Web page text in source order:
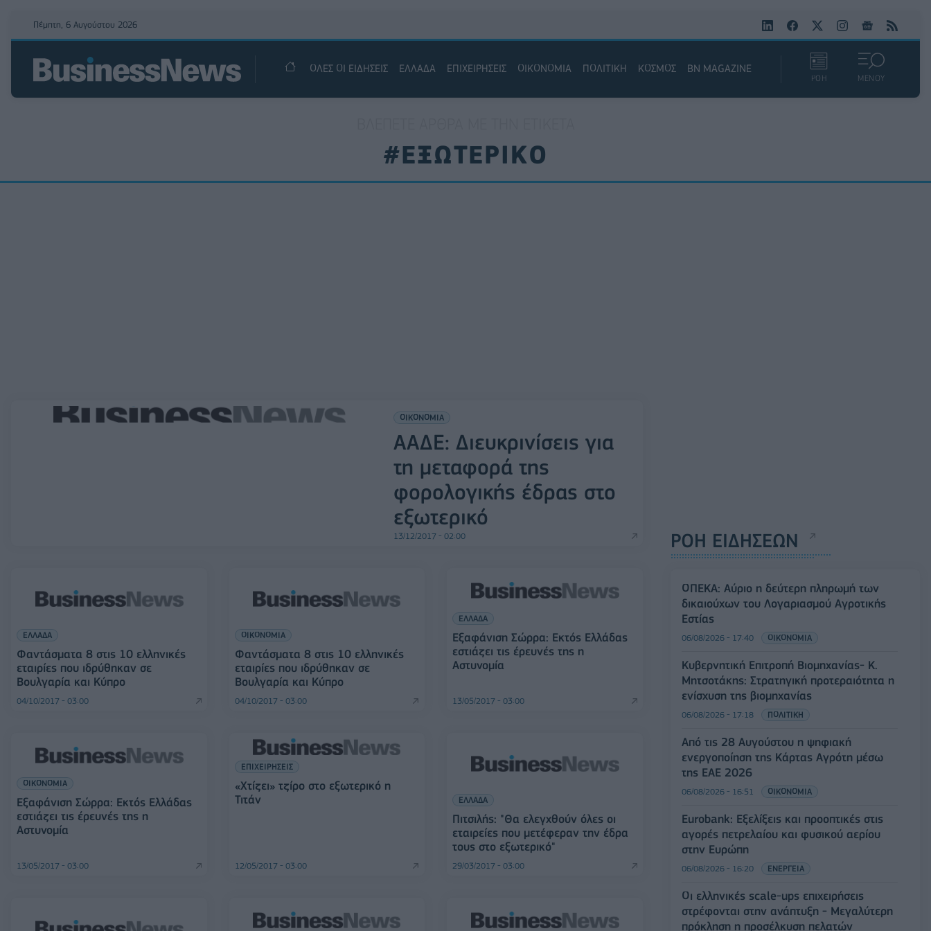
Πέμπτη, 6 Αυγούστου 2026
ΟΛΕΣ ΟΙ ΕΙΔΗΣΕΙΣ ΕΛΛΑΔΑ ΕΠΙΧΕΙΡΗΣΕΙΣ ΟΙΚΟΝΟΜΙΑ ΠΟΛΙΤΙΚΗ ΚΟΣΜΟΣ BN MAGAZINE
ΡΟΗ ΜΕΝΟΥ
#ΕΞΩΤΕΡΙΚΟ
ΟΙΚΟΝΟΜΙΑ
ΑΑΔΕ: Διευκρινίσεις για
τη μεταφορά της
φορολογικής έδρας στο
εξωτερικό
13/12/2017 - 02:00
ΕΛΛΑΔΑ
Φαντάσματα 8 στις 10 ελληνικές
εταιρίες που ιδρύθηκαν σε
Βουλγαρία και Κύπρο
04/10/2017 - 03:00
ΟΙΚΟΝΟΜΙΑ
Φαντάσματα 8 στις 10 ελληνικές
εταιρίες που ιδρύθηκαν σε
Βουλγαρία και Κύπρο
04/10/2017 - 03:00
ΕΛΛΑΔΑ
Εξαφάνιση Σώρρα: Εκτός Ελλάδας
εστιάζει τις έρευνές της η
Αστυνομία
13/05/2017 - 03:00
ΟΙΚΟΝΟΜΙΑ
Εξαφάνιση Σώρρα: Εκτός Ελλάδας
εστιάζει τις έρευνές της η
Αστυνομία
13/05/2017 - 03:00
ΕΠΙΧΕΙΡΗΣΕΙΣ
«Χτίζει» τζίρο στο εξωτερικό η
Τιτάν
12/05/2017 - 03:00
ΕΛΛΑΔΑ
Πιτσιλής: "Θα ελεγχθούν όλες οι
εταιρείες που μετέφεραν την έδρα
τους στο εξωτερικό"
29/03/2017 - 03:00
ΡΟΗ ΕΙΔΗΣΕΩΝ
ΟΠΕΚΑ: Αύριο η δεύτερη πληρωμή των
δικαιούχων του Λογαριασμού Αγροτικής
Εστίας
06/08/2026 - 17:40 ΟΙΚΟΝΟΜΙΑ
Κυβερνητική Επιτροπή Βιομηχανίας- Κ.
Μητσοτάκης: Στρατηγική προτεραιότητα η
ενίσχυση της βιομηχανίας
06/08/2026 - 17:18 ΠΟΛΙΤΙΚΗ
Από τις 28 Αυγούστου η ψηφιακή
ενεργοποίηση της Κάρτας Αγρότη μέσω
της ΕΑΕ 2026
06/08/2026 - 16:51 ΟΙΚΟΝΟΜΙΑ
Eurobank: Εξελίξεις και προοπτικές στις
αγορές πετρελαίου και φυσικού αερίου
στην Ευρώπη
06/08/2026 - 16:20 ΕΝΕΡΓΕΙΑ
Οι ελληνικές scale-ups επιχειρήσεις
στρέφονται στην ανάπτυξη - Μεγαλύτερη
πρόκληση η προσέλκυση πελατών